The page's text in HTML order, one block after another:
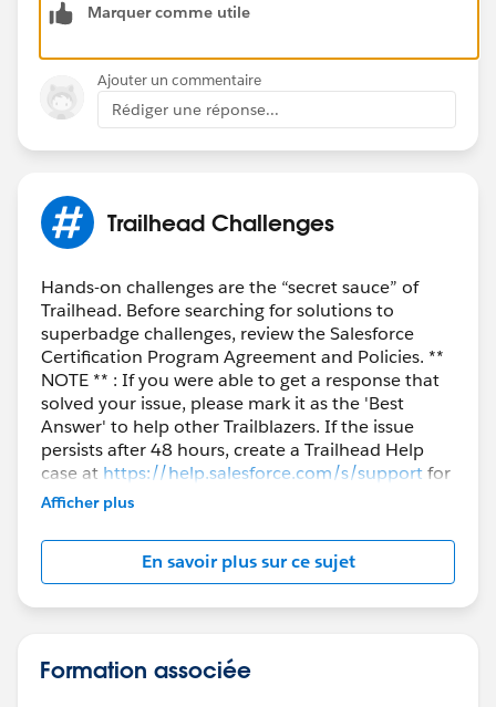
Marquer comme utile
Ajouter un commentaire
Rédiger une réponse...
Trailhead Challenges
Hands-on challenges are the “secret sauce” of
Trailhead. Before searching for solutions to
superbadge challenges, review the Salesforce
Certification Program Agreement and Policies. **
NOTE ** : If you were able to get a response that
solved your issue, please mark it as the 'Best
Answer' to help other Trailblazers. If the issue
persists after 48 hours, create a Trailhead Help
case at https://help.salesforce.com/s/supportfor
further assistance.
Afficher plus
En savoir plus sur ce sujet
Formation associée